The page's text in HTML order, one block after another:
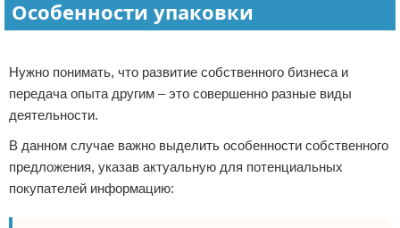
Особенности упаковки
Нужно понимать, что развитие собственного бизнеса и
передача опыта другим – это совершенно разные виды
деятельности.
В данном случае важно выделить особенности собственного
предложения, указав актуальную для потенциальных
покупателей информацию: